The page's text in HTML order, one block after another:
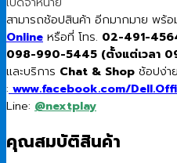
สามารถช้อปสินค้า อีกมากมาย พร้
Online หรือที่ โทร. 02-491-
098-990-5445 (ตั้งแต่เวลา
และบริการ Chat & Shop ช้อปง่า
: www.facebook.com/
Line: @nextplay
คุณสมบัติสินค้า